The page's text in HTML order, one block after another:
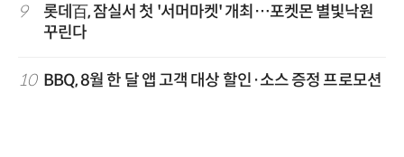
9
롯데百, 잠실서 첫 '서머마켓' 개최…포켓몬 별빛낙원
꾸린다
10 BBQ, 8월 한 달 앱 고객 대상 할인·소스 증정 프로모션